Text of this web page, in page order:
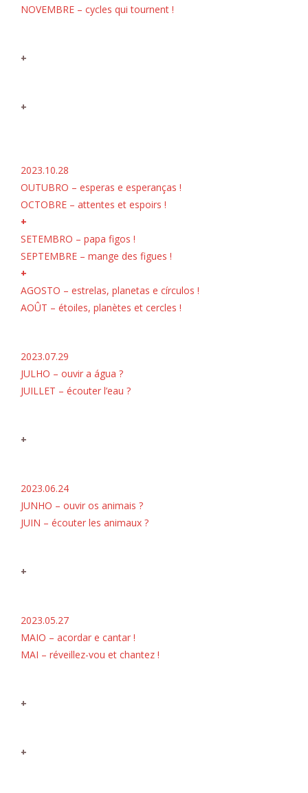
NOVEMBRE – cycles qui tournent !
+
+
2023.10.28
OUTUBRO – esperas e esperanças !
OCTOBRE – attentes et espoirs !
+
SETEMBRO – papa figos !
SEPTEMBRE – mange des figues !
+
AGOSTO – estrelas, planetas e círculos !
AOÛT – étoiles, planètes et cercles !
2023.07.29
JULHO – ouvir a água ?
JUILLET – écouter l’eau ?
+
2023.06.24
JUNHO – ouvir os animais ?
JUIN – écouter les animaux ?
+
2023.05.27
MAIO – acordar e cantar !
MAI – réveillez-vou et chantez !
+
+